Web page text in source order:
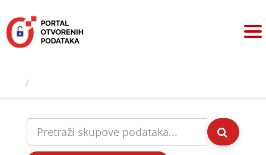
sadržaj